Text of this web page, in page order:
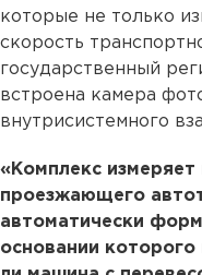
которые не только
скорость
государственный
встроена камера
внутрисистемного
«Комплекс измеряет
проезжающего
автоматически
основании